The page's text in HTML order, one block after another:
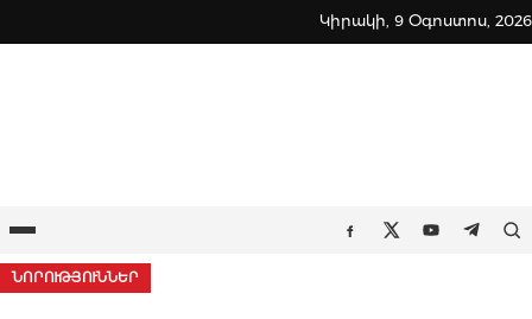
to
Կիրակի, 9 Օգոստոս, 2026
Ընտրացանկ Facebook
TwitterYoutube
ՆՈՐՈՒԹՅՈՒՆՆԵՐ